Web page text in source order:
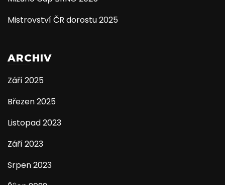
Mistrovství ČR dorostu 2025
ARCHIV
Září 2025
Březen 2025
Listopad 2023
Září 2023
Srpen 2023